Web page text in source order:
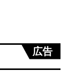
広告